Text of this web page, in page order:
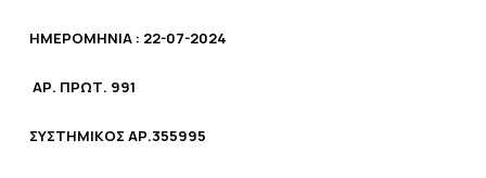
ΗΜΕΡΟΜΗΝΙΑ : 22-07-2024
ΑΡ. ΠΡΩΤ. 991
ΣΥΣΤΗΜΙΚΟΣ ΑΡ.355995